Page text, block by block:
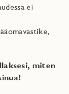
ei
miten